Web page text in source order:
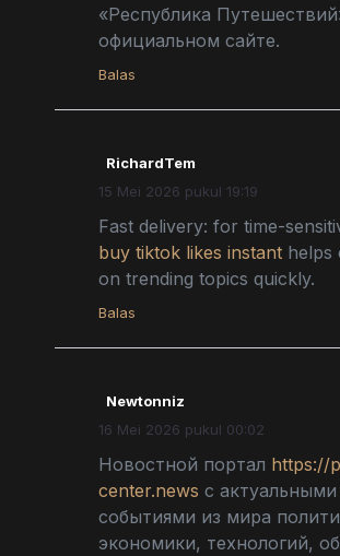
«Республика
официальном сайте.
Balas
RichardTem
15 Mei 2026 pukul 19:19
Fast delivery: for time-
buy tiktok likes instant helps
on trending topics quickly.
Balas
Newtonniz
16 Mei 2026 pukul 00:02
Новостной портал https://
center.news с актуальными
событиями из мира
экономики, технологий,